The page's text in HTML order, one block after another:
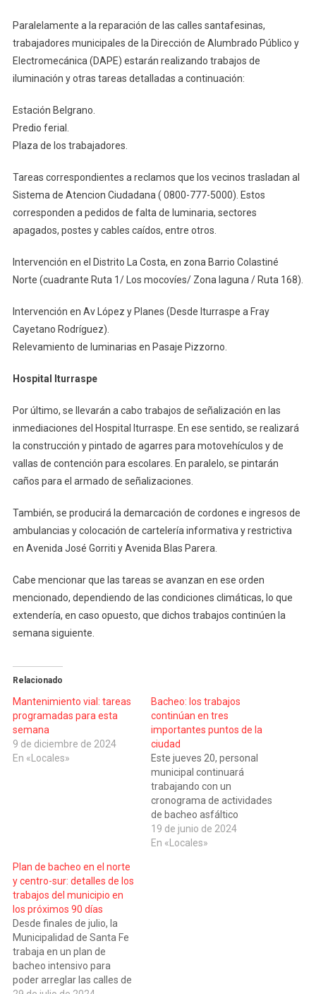
Paralelamente a la reparación de las calles santafesinas,
trabajadores municipales de la Dirección de Alumbrado Público y
Electromecánica (DAPE) estarán realizando trabajos de
iluminación y otras tareas detalladas a continuación:
Estación Belgrano.
Predio ferial.
Plaza de los trabajadores.
Tareas correspondientes a reclamos que los vecinos trasladan al
Sistema de Atencion Ciudadana ( 0800-777-5000). Estos
corresponden a pedidos de falta de luminaria, sectores
apagados, postes y cables caídos, entre otros.
Intervención en el Distrito La Costa, en zona Barrio Colastiné
Norte (cuadrante Ruta 1/ Los mocovíes/ Zona laguna / Ruta 168).
Intervención en Av López y Planes (Desde Iturraspe a Fray
Cayetano Rodríguez).
Relevamiento de luminarias en Pasaje Pizzorno.
Hospital Iturraspe
Por último, se llevarán a cabo trabajos de señalización en las
inmediaciones del Hospital Iturraspe. En ese sentido, se realizará
la construcción y pintado de agarres para motovehículos y de
vallas de contención para escolares. En paralelo, se pintarán
caños para el armado de señalizaciones.
También, se producirá la demarcación de cordones e ingresos de
ambulancias y colocación de cartelería informativa y restrictiva
en Avenida José Gorriti y Avenida Blas Parera.
Cabe mencionar que las tareas se avanzan en ese orden
mencionado, dependiendo de las condiciones climáticas, lo que
extendería, en caso opuesto, que dichos trabajos continúen la
semana siguiente.
Relacionado
Mantenimiento vial: tareas
programadas para esta
semana
9 de diciembre de 2024
En «Locales»
Bacheo: los trabajos
continúan en tres
importantes puntos de la
ciudad
Este jueves 20, personal
municipal continuará
trabajando con un
cronograma de actividades
de bacheo asfáltico
superficial de la ciudad.
Estas tareas no solo
19 de junio de 2024
En «Locales»
Plan de bacheo en el norte
y centro-sur: detalles de los
trabajos del municipio en
los próximos 90 días
Desde finales de julio, la
Municipalidad de Santa Fe
trabaja en un plan de
bacheo intensivo para
poder arreglar las calles de